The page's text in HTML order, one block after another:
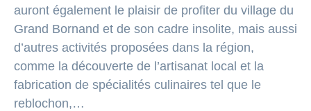
auront également le plaisir de profiter du village du
Grand Bornand et de son cadre insolite, mais aussi
d’autres activités proposées dans la région,
comme la découverte de l’artisanat local et la
fabrication de spécialités culinaires tel que le
reblochon,…